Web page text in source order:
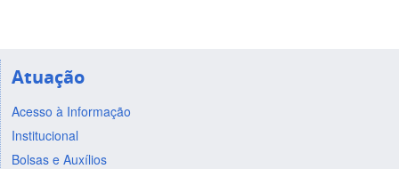
Atuação
Acesso à Informação
Institucional
Bolsas e Auxílios